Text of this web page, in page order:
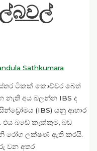
Sathkumara
ටිකක් කොච්චර බෙත්
නැති අය බලන්න IBS ද
(IBS) යනු ආහාර
එය බඩේ කැක්කුම, බඩ
රෝග ලක්ෂණ ඇති කරයි.
වන අතර